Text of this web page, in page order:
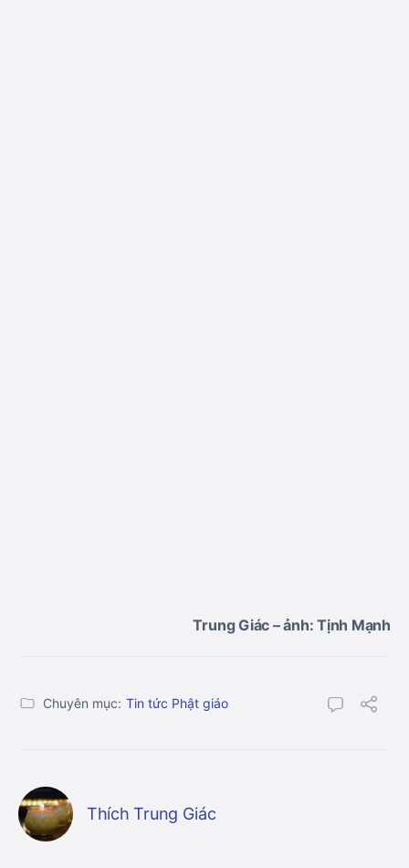
Trung Giác – ảnh: Tịnh Mạnh
Chuyên mục: Tin tức Phật giáo
Thích Trung Giác